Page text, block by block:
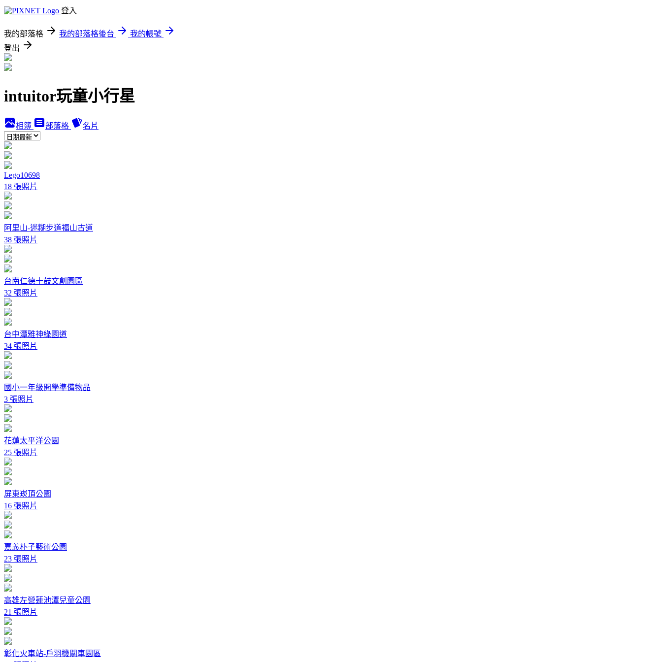
登入
我的部落格 我的部落格後台
我的帳號
登出
intuitor玩童小行星
相簿 部落格 名片
Lego10698
18 張照片
阿里山-迷糊步道福山古道
38 張照片
台南仁德十鼓文創園區
32 張照片
台中潭雅神綠園道
34 張照片
國小一年級開學準備物品
3 張照片
花蓮太平洋公園
25 張照片
屏東崁頂公園
16 張照片
嘉義朴子藝術公園
23 張照片
高雄左營蓮池潭兒童公園
21 張照片
彰化火車站-戶羽機關車園區